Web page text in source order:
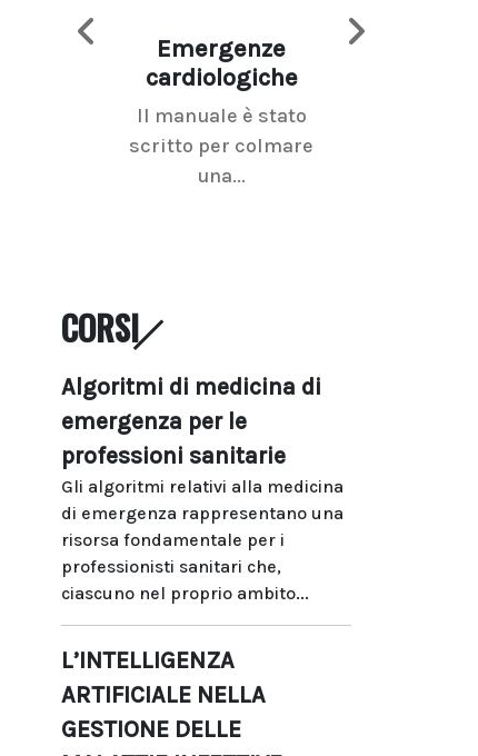
Emergenze
cardiologiche
Il manuale è stato
scritto per colmare
una...
CORSI
Algoritmi di medicina di
emergenza per le
professioni sanitarie
Gli algoritmi relativi alla medicina
di emergenza rappresentano una
risorsa fondamentale per i
professionisti sanitari che,
ciascuno nel proprio ambito...
L’INTELLIGENZA
ARTIFICIALE NELLA
GESTIONE DELLE